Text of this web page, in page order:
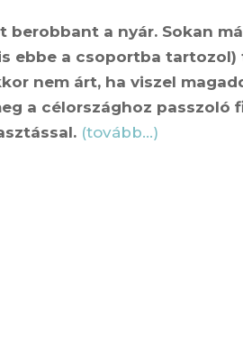
berobbant a nyár. Sokan
ebbe a csoportba
nem árt, ha viszel
a célországhoz
(tovább…)